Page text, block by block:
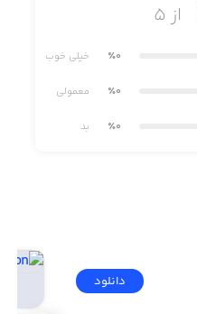
از ۵
٪0 خیلی خوب
٪0 معمولی
٪0 بد
دانلود